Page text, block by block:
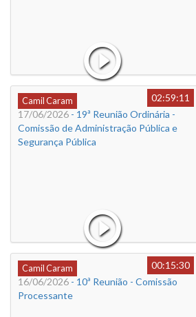
Camil Caram
02:59:11
17/06/2026 - 19ª Reunião Ordinária -
Comissão de Administração Pública e
Segurança Pública
Camil Caram
00:15:30
16/06/2026 - 10ª Reunião - Comissão
Processante